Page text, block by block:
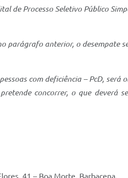
de Processo Seletivo Público
parágrafo anterior, o desempate
com deficiência – PcD,
concorrer, o que deverá
41 – Boa Morte, Barbacena.